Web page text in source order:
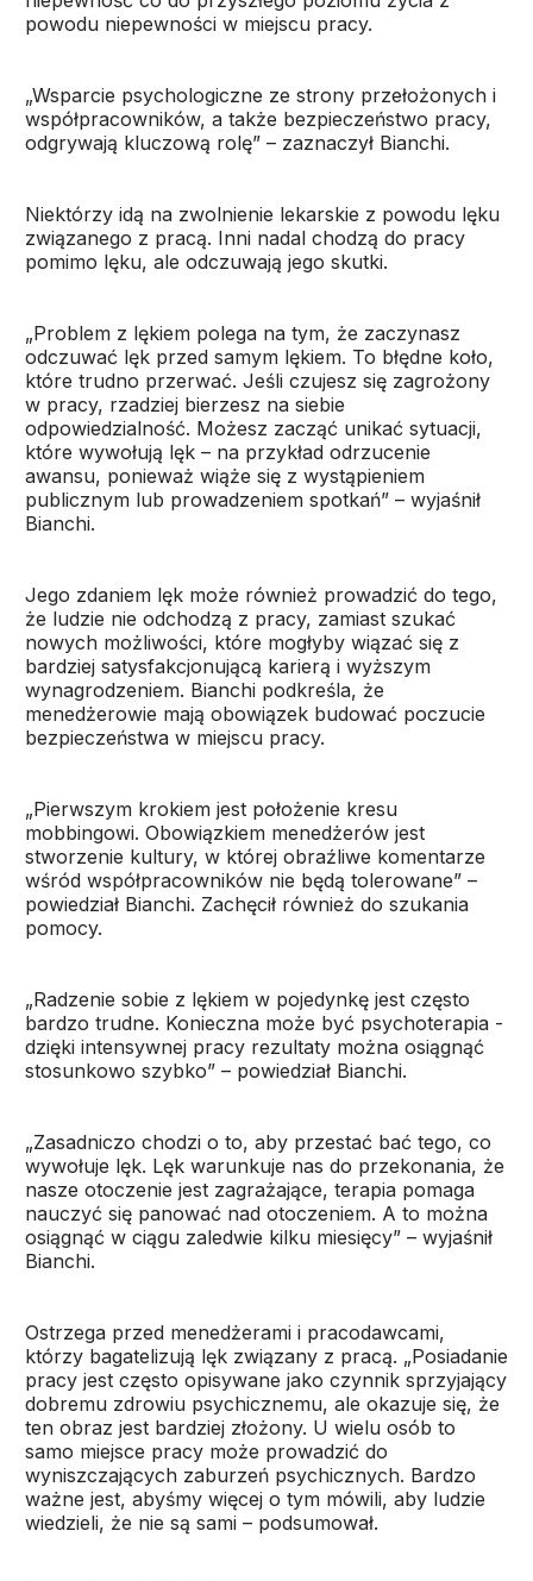
powodu niepewności w miejscu pracy.
„Wsparcie psychologiczne ze strony przełożonych i
współpracowników, a także bezpieczeństwo pracy,
odgrywają kluczową rolę” – zaznaczył Bianchi.
Niektórzy idą na zwolnienie lekarskie z powodu lęku
związanego z pracą. Inni nadal chodzą do pracy
pomimo lęku, ale odczuwają jego skutki.
„Problem z lękiem polega na tym, że zaczynasz
odczuwać lęk przed samym lękiem. To błędne koło,
które trudno przerwać. Jeśli czujesz się zagrożony
w pracy, rzadziej bierzesz na siebie
odpowiedzialność. Możesz zacząć unikać sytuacji,
które wywołują lęk – na przykład odrzucenie
awansu, ponieważ wiąże się z wystąpieniem
publicznym lub prowadzeniem spotkań” – wyjaśnił
Bianchi.
Jego zdaniem lęk może również prowadzić do tego,
że ludzie nie odchodzą z pracy, zamiast szukać
nowych możliwości, które mogłyby wiązać się z
bardziej satysfakcjonującą karierą i wyższym
wynagrodzeniem. Bianchi podkreśla, że
menedżerowie mają obowiązek budować poczucie
bezpieczeństwa w miejscu pracy.
„Pierwszym krokiem jest położenie kresu
mobbingowi. Obowiązkiem menedżerów jest
stworzenie kultury, w której obraźliwe komentarze
wśród współpracowników nie będą tolerowane” –
powiedział Bianchi. Zachęcił również do szukania
pomocy.
„Radzenie sobie z lękiem w pojedynkę jest często
bardzo trudne. Konieczna może być psychoterapia -
dzięki intensywnej pracy rezultaty można osiągnąć
stosunkowo szybko” – powiedział Bianchi.
„Zasadniczo chodzi o to, aby przestać bać tego, co
wywołuje lęk. Lęk warunkuje nas do przekonania, że
nasze otoczenie jest zagrażające, terapia pomaga
nauczyć się panować nad otoczeniem. A to można
osiągnąć w ciągu zaledwie kilku miesięcy” – wyjaśnił
Bianchi.
Ostrzega przed menedżerami i pracodawcami,
którzy bagatelizują lęk związany z pracą. „Posiadanie
pracy jest często opisywane jako czynnik sprzyjający
dobremu zdrowiu psychicznemu, ale okazuje się, że
ten obraz jest bardziej złożony. U wielu osób to
samo miejsce pracy może prowadzić do
wyniszczających zaburzeń psychicznych. Bardzo
ważne jest, abyśmy więcej o tym mówili, aby ludzie
wiedzieli, że nie są sami – podsumował.